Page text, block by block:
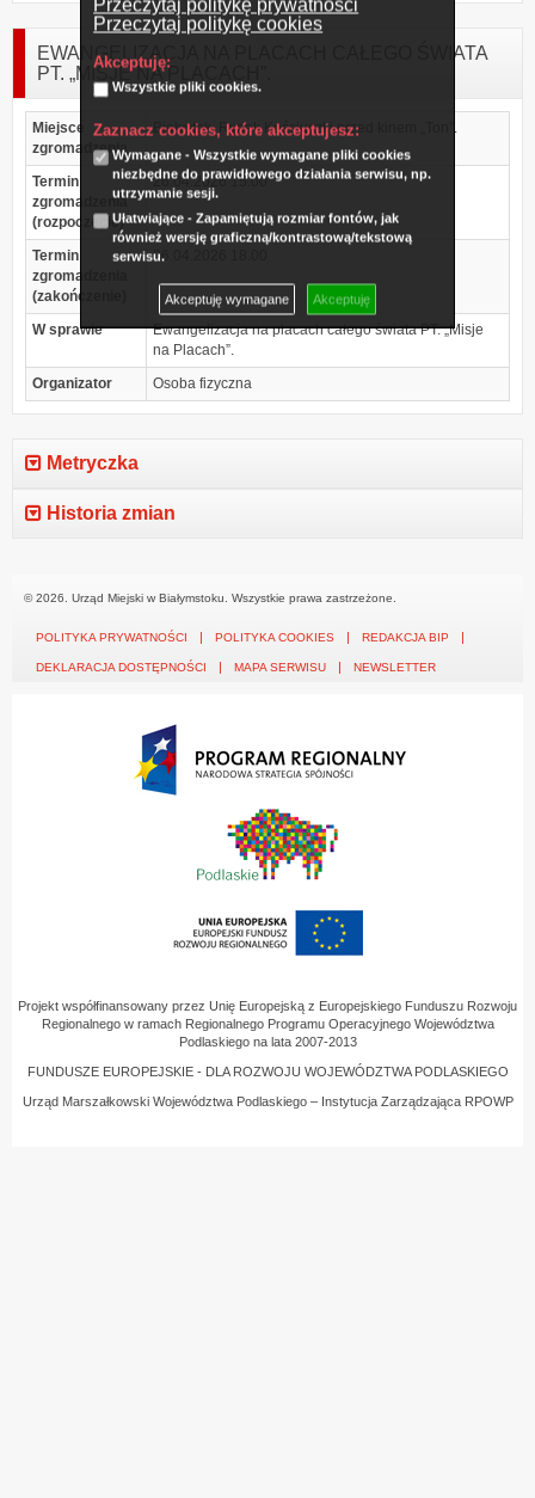
Przeczytaj politykę prywatności
Przeczytaj politykę cookies
Akceptuję:
Wszystkie pliki cookies.
Zaznacz cookies, które akceptujesz:
Wymagane - Wszystkie wymagane pliki cookies
niezbędne do prawidłowego działania serwisu, np.
utrzymanie sesji.
Ułatwiające - Zapamiętują rozmiar fontów, jak
również wersję graficzną/kontrastową/tekstową
serwisu.
Akceptuję wymagane Akceptuję
EWANGELIZACJA NA PLACACH CAŁEGO ŚWIATA
PT. „MISJE NA PLACACH”.
Miejsce
zgromadzenia
Białystok, Rynek Kościuszki przed kinem „Ton”.
Termin
zgromadzenia
(rozpoczęcie)
26.04.2026 15.00
Termin
zgromadzenia
(zakończenie)
26.04.2026 18.00
W sprawie
Ewangelizacja na placach całego świata PT. „Misje
na Placach”.
Organizator
Osoba fizyczna
Metryczka
Historia zmian
© 2026. Urząd Miejski w Białymstoku. Wszystkie prawa zastrzeżone.
POLITYKA PRYWATNOŚCI POLITYKA COOKIES REDAKCJA BIP
DEKLARACJA DOSTĘPNOŚCI MAPA SERWISU NEWSLETTER
Projekt współfinansowany przez Unię Europejską z Europejskiego Funduszu Rozwoju
Regionalnego w ramach Regionalnego Programu Operacyjnego Województwa
Podlaskiego na lata 2007-2013
FUNDUSZE EUROPEJSKIE - DLA ROZWOJU WOJEWÓDZTWA PODLASKIEGO
Urząd Marszałkowski Województwa Podlaskiego – Instytucja Zarządzająca RPOWP